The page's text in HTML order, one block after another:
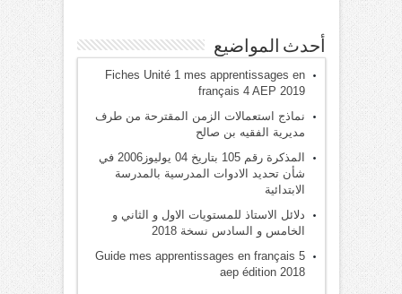
أحدث المواضيع
Fiches Unité 1 mes apprentissages en
français 4 AEP 2019
نماذج استعمالات الزمن المقترحة من طرف
مديرية الفقيه بن صالح
المذكرة رقم 105 بتاريخ 04 يوليوز2006 في
شأن تحديد الادوات المدرسية بالمدرسة
الابتدائية
دلائل الاستاذ للمستويات الاول و الثاني و
الخامس و السادس نسخة 2018
Guide mes apprentissages en français 5
aep édition 2018